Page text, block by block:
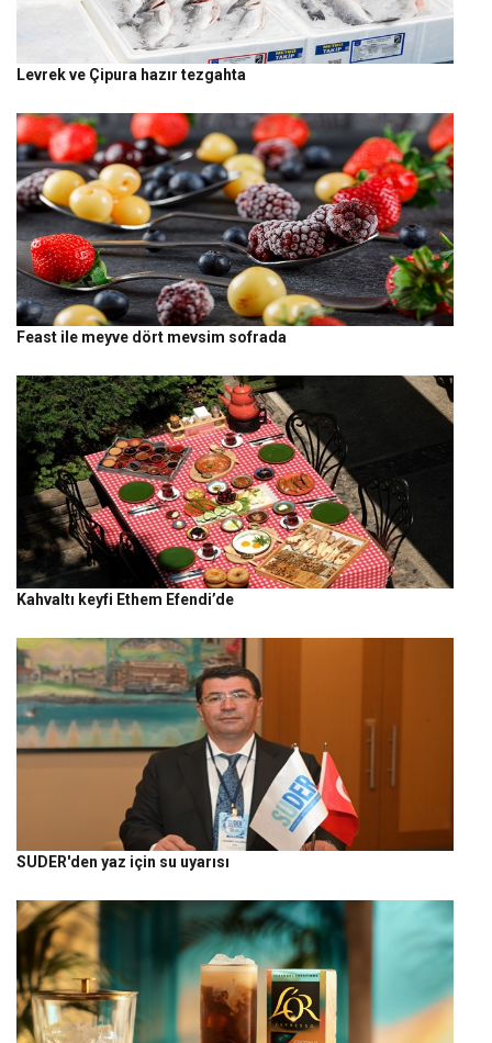
Levrek ve Çipura hazır tezgahta
Feast ile meyve dört mevsim sofrada
Kahvaltı keyfi Ethem Efendi’de
SUDER'den yaz için su uyarısı